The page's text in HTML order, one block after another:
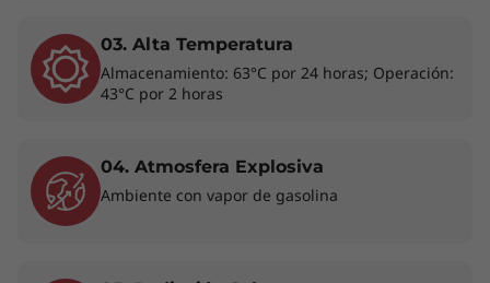
03. Alta Temperatura
Almacenamiento: 63°C por 24 horas; Operación:
43°C por 2 horas
04. Atmosfera Explosiva
Ambiente con vapor de gasolina